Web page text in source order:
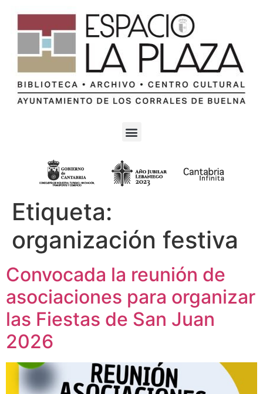
Etiqueta:
organización festiva
Convocada la reunión de
asociaciones para organizar
las Fiestas de San Juan
2026